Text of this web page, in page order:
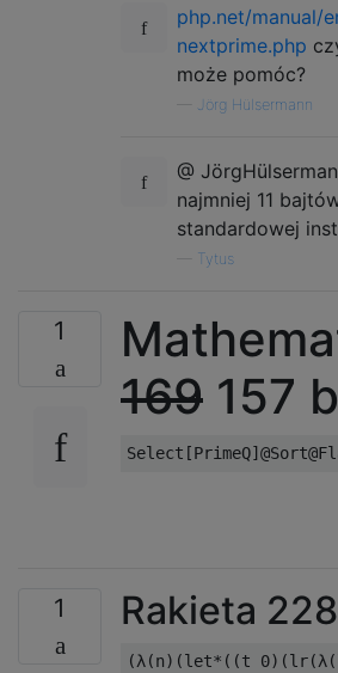
php.net/manual/
nextprime.php
może pomóc?
Jörg Hülsermann
@
najmniej 11
standardowej
Tytus
1
169 157
1 Rakieta
(λ(n)(let*((t